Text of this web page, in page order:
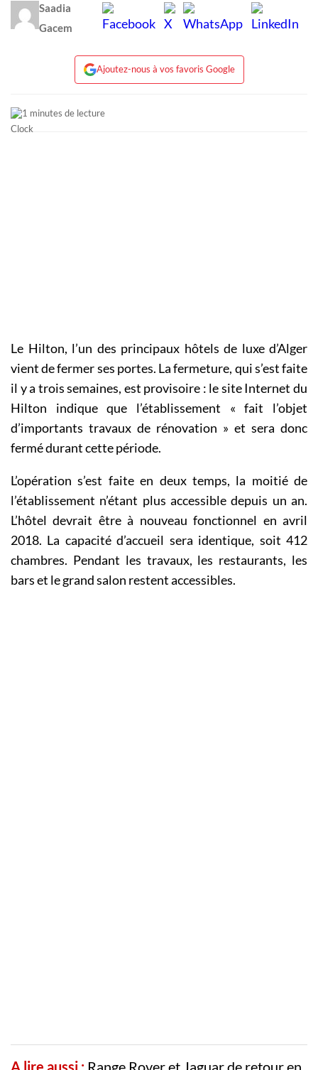
Saadia
Gacem
Ajoutez-nous à vos favoris Google
1 minutes de lecture
Le Hilton, l’un des principaux hôtels de luxe d’Alger
vient de fermer ses portes. La fermeture, qui s’est faite
il y a trois semaines, est provisoire : le site Internet du
Hilton indique que l’établissement « fait l’objet
d’importants travaux de rénovation » et sera donc
fermé durant cette période.
L’opération s’est faite en deux temps, la moitié de
l’établissement n’étant plus accessible depuis un an.
L’hôtel devrait être à nouveau fonctionnel en avril
2018. La capacité d’accueil sera identique, soit 412
chambres. Pendant les travaux, les restaurants, les
bars et le grand salon restent accessibles.
A lire aussi : Range Rover et Jaguar de retour en